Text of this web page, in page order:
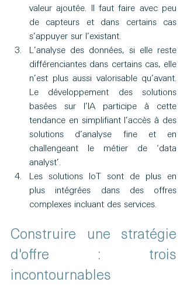
valeur ajoutée. Il faut faire avec peu
de capteurs et dans certains cas
s’appuyer sur l’existant.
L’analyse des données, si elle reste
différenciantes dans certains cas, elle
n’est plus aussi valorisable qu’avant.
Le développement des solutions
basées sur l’IA participe à cette
tendance en simplifiant l’accès à des
solutions d’analyse fine et en
challengeant le métier de ‘data
analyst’.
Les solutions IoT sont de plus en
plus intégrées dans des offres
complexes incluant des services.
Construire une stratégie
d'offre : trois
incontournables